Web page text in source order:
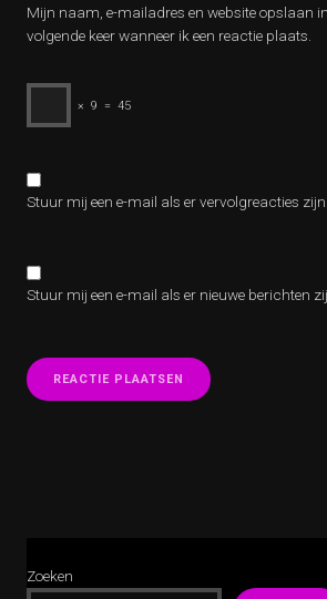
Mijn naam, e-mailadres en website opslaan
volgende keer wanneer ik een reactie plaats.
× 9 = 45
Stuur mij een e-mail als er vervolgreacties zijn.
Stuur mij een e-mail als er nieuwe berichten
Zoeken